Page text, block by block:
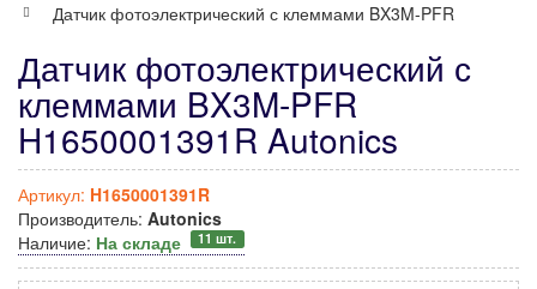
Датчик фотоэлектрический с клеммами BX3M-PFR
Датчик фотоэлектрический с
клеммами BX3M-PFR
H1650001391R Autonics
Артикул: H1650001391R
Производитель: Autonics
Наличие: На складе 11 шт.